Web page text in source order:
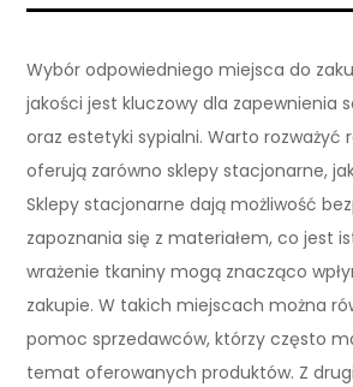
Wybór odpowiedniego miejsca do
jakości jest kluczowy dla zapewnienia
oraz estetyki sypialni. Warto rozważyć
oferują zarówno sklepy stacjonarne,
Sklepy stacjonarne dają możliwość
zapoznania się z materiałem, co jest
wrażenie tkaniny mogą znacząco
zakupie. W takich miejscach można
pomoc sprzedawców, którzy często
temat oferowanych produktów. Z